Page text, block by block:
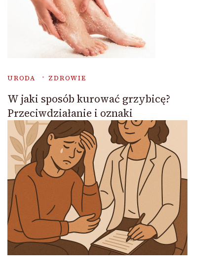
URODA ZDROWIE
W jaki sposób kurować grzybicę?
Przeciwdziałanie i oznaki